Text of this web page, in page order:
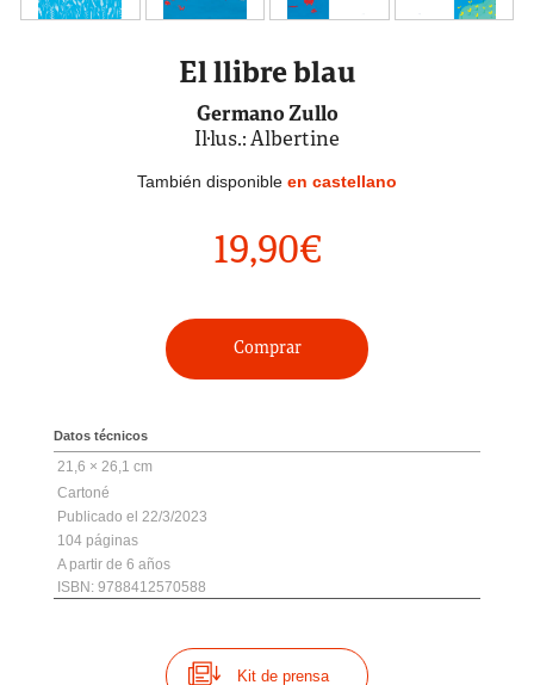
El llibre blau
Germano Zullo
Il·lus.: Albertine
También disponible en castellano
19,90€
Comprar
Datos técnicos
21,6 × 26,1 cm
Cartoné
22/3/2023
104
6
ISBN: 9788412570588
Kit de prensa